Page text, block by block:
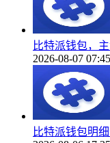
比特派钱包，
2026-08-07
比特派钱包明